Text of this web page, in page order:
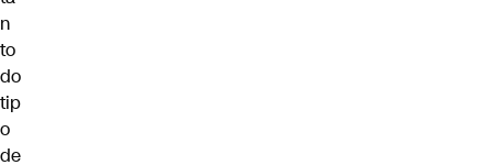
n
to
do
tip
o
de